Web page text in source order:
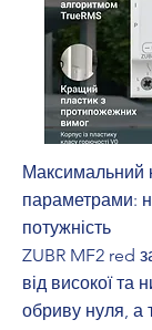
Максимальний
параметрами:
потужність
ZUBR MF2 red
від високої та
обриву нуля, а